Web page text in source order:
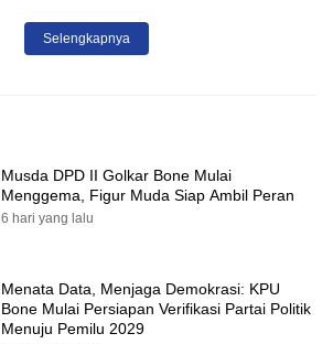
Selengkapnya
Musda DPD II Golkar Bone Mulai
Menggema, Figur Muda Siap Ambil Peran
6 hari yang lalu
Menata Data, Menjaga Demokrasi: KPU
Bone Mulai Persiapan Verifikasi Partai Politik
Menuju Pemilu 2029